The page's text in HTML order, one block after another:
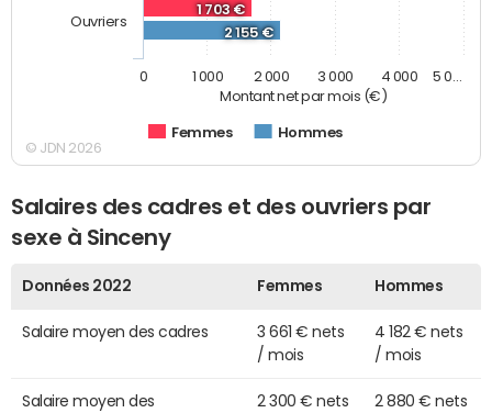
Montant net par mois (€)
1 703 €
2 155 €
Femmes Hommes
Ouvriers
0 1 000 2 000 3 000 4 000 5 0…
© JDN 2026
Salaires des cadres et des ouvriers par
sexe à Sinceny
Données 2022 Femmes Hommes
Salaire moyen des cadres
3 661 € nets
/ mois
4 182 € nets
/ mois
Salaire moyen des
2 300 € nets
2 880 € nets